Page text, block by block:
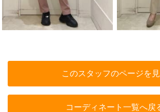
このスタッフのページを
コーディネート一覧へ戻